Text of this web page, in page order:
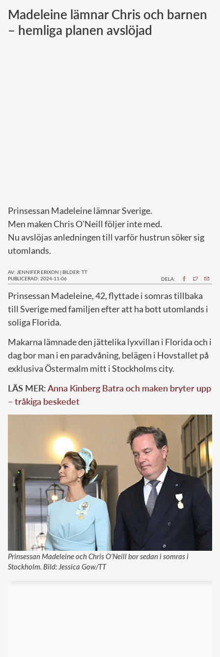
Norska kungahuset
Danska kungahuset
Madeleine lämnar Chris och barnen
– hemliga planen avslöjad
Prinsessan Madeleine lämnar Sverige.
Men maken Chris O’Neill följer inte med.
Nu avslöjas anledningen till varför hustrun söker sig
utomlands.
AV: JENNIFER ERIXON | BILDER: TT
PUBLICERAD: 2024-11-06
DELA:
Prinsessan Madeleine, 42, flyttade i somras tillbaka
till Sverige med familjen efter att ha bott utomlands i
soliga Florida.
Makarna lämnade den jättelika lyxvillan i Florida och i
dag bor man i en paradvåning, belägen i Hovstallet på
exklusiva Östermalm mitt i Stockholms city.
LÄS MER:Anna Kinberg Batra och maken bryter upp
– tråkiga beskedet
Prinsessan Madeleine och Chris O’Neill bor sedan i somras i
Stockholm. Bild: Jessica Gow/TT